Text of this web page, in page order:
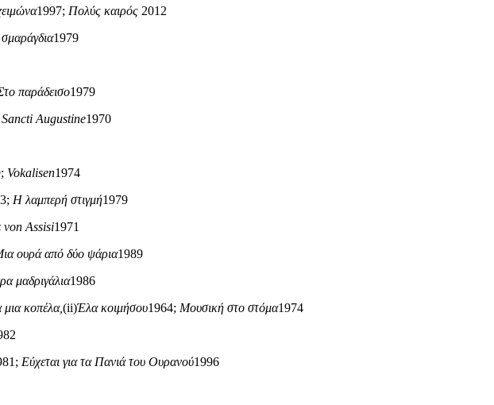
1997; Πολύς καιρός 2012
1979
παράδεισο1979
Augustine1970
Vokalisen1974
Η λαμπερή στιγμή1979
von Assisi1971
ουρά από δύο ψάρια1989
μαδριγάλια1986
κοπέλα,(ii)Έλα κοιμήσου1964; Μουσική στο στόμα1974
Εύχεται για τα Πανιά του Ουρανού1996